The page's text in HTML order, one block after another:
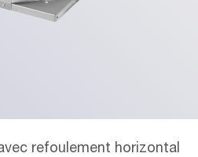
refoulement horizontal